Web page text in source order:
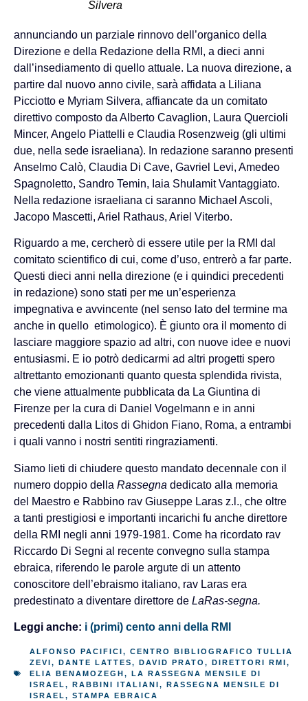
Silvera
annunciando un parziale rinnovo dell’organico della
Direzione e della Redazione della RMI, a dieci anni
dall’insediamento di quello attuale. La nuova direzione, a
partire dal nuovo anno civile, sarà affidata a Liliana
Picciotto e Myriam Silvera, affiancate da un comitato
direttivo composto da Alberto Cavaglion, Laura Quercioli
Mincer, Angelo Piattelli e Claudia Rosenzweig (gli ultimi
due, nella sede israeliana). In redazione saranno presenti
Anselmo Calò, Claudia Di Cave, Gavriel Levi, Amedeo
Spagnoletto, Sandro Temin, Iaia Shulamit Vantaggiato.
Nella redazione israeliana ci saranno Michael Ascoli,
Jacopo Mascetti, Ariel Rathaus, Ariel Viterbo.
Riguardo a me, cercherò di essere utile per la RMI dal
comitato scientifico di cui, come d’uso, entrerò a far parte.
Questi dieci anni nella direzione (e i quindici precedenti
in redazione) sono stati per me un’esperienza
impegnativa e avvincente (nel senso lato del termine ma
anche in quello etimologico). È giunto ora il momento di
lasciare maggiore spazio ad altri, con nuove idee e nuovi
entusiasmi. E io potrò dedicarmi ad altri progetti spero
altrettanto emozionanti quanto questa splendida rivista,
che viene attualmente pubblicata da La Giuntina di
Firenze per la cura di Daniel Vogelmann e in anni
precedenti dalla Litos di Ghidon Fiano, Roma, a entrambi
i quali vanno i nostri sentiti ringraziamenti.
Siamo lieti di chiudere questo mandato decennale con il
numero doppio della Rassegna dedicato alla memoria
del Maestro e Rabbino rav Giuseppe Laras z.l., che oltre
a tanti prestigiosi e importanti incarichi fu anche direttore
della RMI negli anni 1979-1981. Come ha ricordato rav
Riccardo Di Segni al recente convegno sulla stampa
ebraica, riferendo le parole argute di un attento
conoscitore dell’ebraismo italiano, rav Laras era
predestinato a diventare direttore de LaRas-segna.
Leggi anche: i (primi) cento anni della RMI
ALFONSO PACIFICI, CENTRO BIBLIOGRAFICO TULLIA
ZEVI, DANTE LATTES, DAVID PRATO , DIRETTORI RMI,
ELIA BENAMOZEGH, LA RASSEGNA MENSILE DI
ISRAEL , RABBINI ITALIANI, RASSEGNA MENSILE DI
ISRAEL , STAMPA EBRAICA